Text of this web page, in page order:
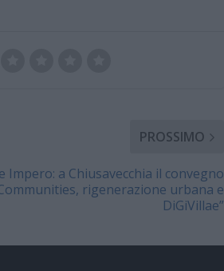
PROSSIMO
Impero: a Chiusavecchia il convegno
rigenerazione urbana e
DiGiVillae”